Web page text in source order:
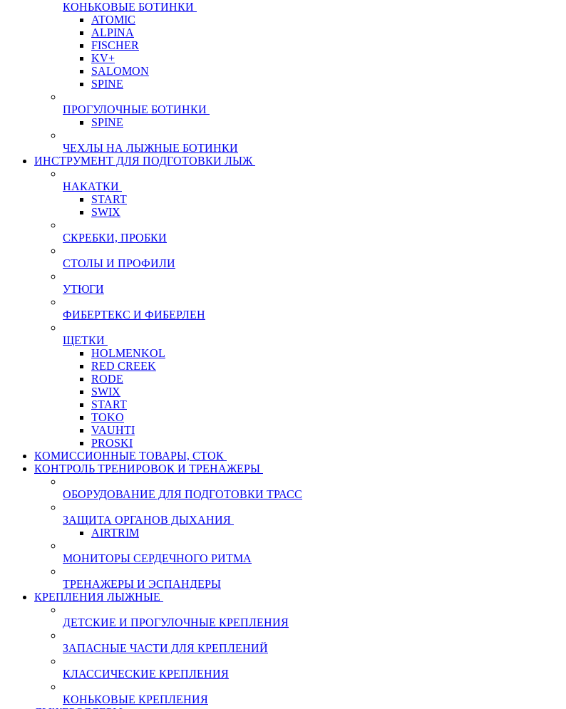
КОНЬКОВЫЕ БОТИНКИ
ATOMIC
ALPINA
FISCHER
KV+
SALOMON
SPINE
ПРОГУЛОЧНЫЕ БОТИНКИ
SPINE
ЧЕХЛЫ НА ЛЫЖНЫЕ БОТИНКИ
ИНСТРУМЕНТ ДЛЯ ПОДГОТОВКИ ЛЫЖ
НАКАТКИ
START
SWIX
СКРЕБКИ, ПРОБКИ
СТОЛЫ И ПРОФИЛИ
УТЮГИ
ФИБЕРТЕКС И ФИБЕРЛЕН
ЩЕТКИ
HOLMENKOL
RED CREEK
RODE
SWIX
START
TOKO
VAUHTI
PROSKI
КОМИССИОННЫЕ ТОВАРЫ, СТОК
КОНТРОЛЬ ТРЕНИРОВОК И ТРЕНАЖЕРЫ
ОБОРУДОВАНИЕ ДЛЯ ПОДГОТОВКИ ТРАСС
ЗАЩИТА ОРГАНОВ ДЫХАНИЯ
AIRTRIM
МОНИТОРЫ СЕРДЕЧНОГО РИТМА
ТРЕНАЖЕРЫ И ЭСПАНДЕРЫ
КРЕПЛЕНИЯ ЛЫЖНЫЕ
ДЕТСКИЕ И ПРОГУЛОЧНЫЕ КРЕПЛЕНИЯ
ЗАПАСНЫЕ ЧАСТИ ДЛЯ КРЕПЛЕНИЙ
КЛАССИЧЕСКИЕ КРЕПЛЕНИЯ
КОНЬКОВЫЕ КРЕПЛЕНИЯ